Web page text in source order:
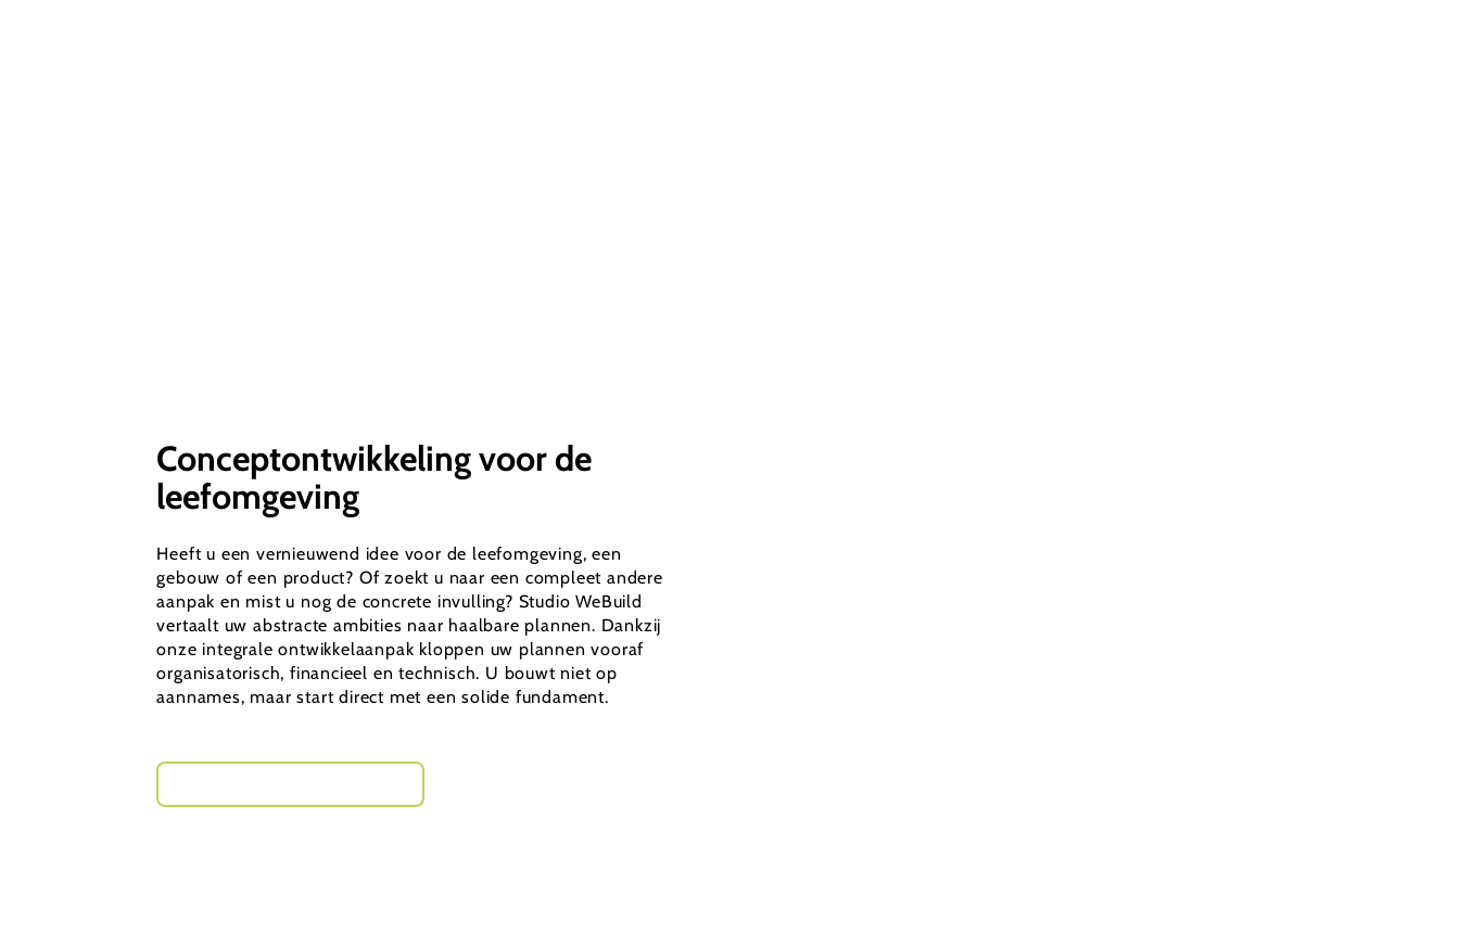
Conceptontwikkeling voor de
leefomgeving
Heeft u een vernieuwend idee voor de leefomgeving, een
gebouw of een product? Of zoekt u naar een compleet andere
aanpak en mist u nog de concrete invulling? Studio WeBuild
vertaalt uw abstracte ambities naar haalbare plannen. Dankzij
onze integrale ontwikkelaanpak kloppen uw plannen vooraf
organisatorisch, financieel en technisch. U bouwt niet op
aannames, maar start direct met een solide fundament.